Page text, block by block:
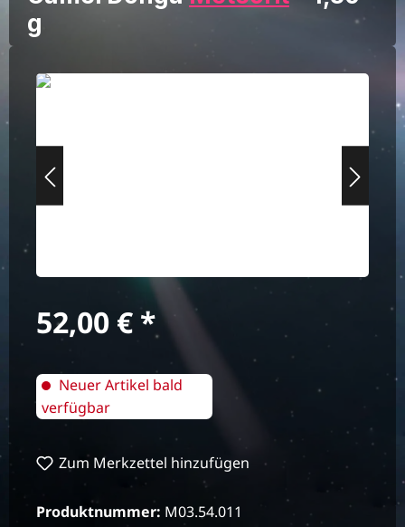
g
Bildergalerie überspringen
Regulärer Preis:
52,00 €
Neuer Artikel bald
verfügbar
Zum Merkzettel hinzufügen
Produktnummer: M03.54.011